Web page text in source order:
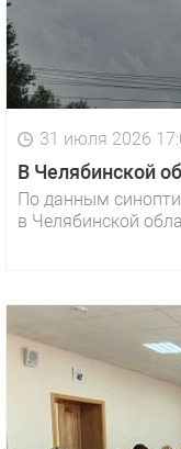
31 июля 2026
В Челябинской
По данным
в Челябинской